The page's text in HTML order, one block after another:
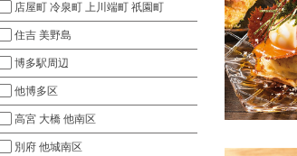
店屋町 冷泉町 上川端町 祇園町
住吉 美野島
博多駅周辺
他博多区
高宮 大橋 他南区
別府 他城南区